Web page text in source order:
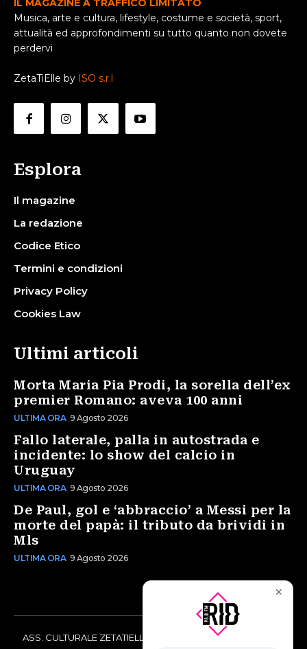
IL MAGAZINE A TRAFFICO LIMITATO
Musica, arte e cultura, lifestyle, costume e società, sport,
attualità ed approfondimenti su tutto quanto non dovete
perdervi
ZetaTiElle by ISO s.r.l
Esplora
Il magazine
La redazione
Codice Etico
Termini e condizioni
Privacy Policy
Cookies Law
Ultimi articoli
Morta Maria Pia Prodi, la sorella dell’ex
premier Romano: aveva 100 anni
ULTIMA ORA 9 Agosto 2026
Fallo laterale, palla in autostrada e
incidente: lo show del calcio in
Uruguay
ULTIMA ORA 9 Agosto 2026
De Paul, gol e ‘abbraccio’ a Messi per la
morte del papà: il tributo da brividi in
Mls
ULTIMA ORA 9 Agosto 2026
ASS. CULTURALE ZETATIELLE OFF via Vittorio Amedeo II, 21 -
✕